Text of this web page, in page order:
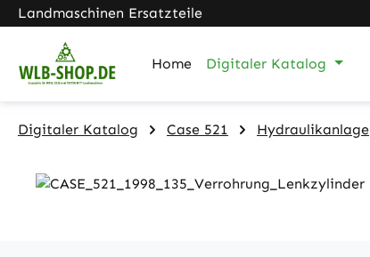
Hauptinhalt springen
Zur Suche springen
Zur Hauptnavigation springen
Landmaschinen Ersatzteile
Home Digitaler Katalog
Digitaler Katalog Case 521 Hydraulikanlage